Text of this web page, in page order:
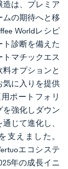
は、プレミア
の期待へと移
Worldレシピ
診断を備えた
トマチックエス
オプションと
気に入りを提供
ポートフォリ
強化しダウン
じて進化し、
支えました。
エコシステ
年の成長イニ